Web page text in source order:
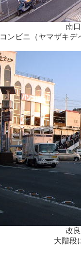
南
コンビニ（ヤマザキデ
改
大階段